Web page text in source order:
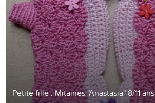
Petite fille : Mitaines "Anastasia" 8/11 ans